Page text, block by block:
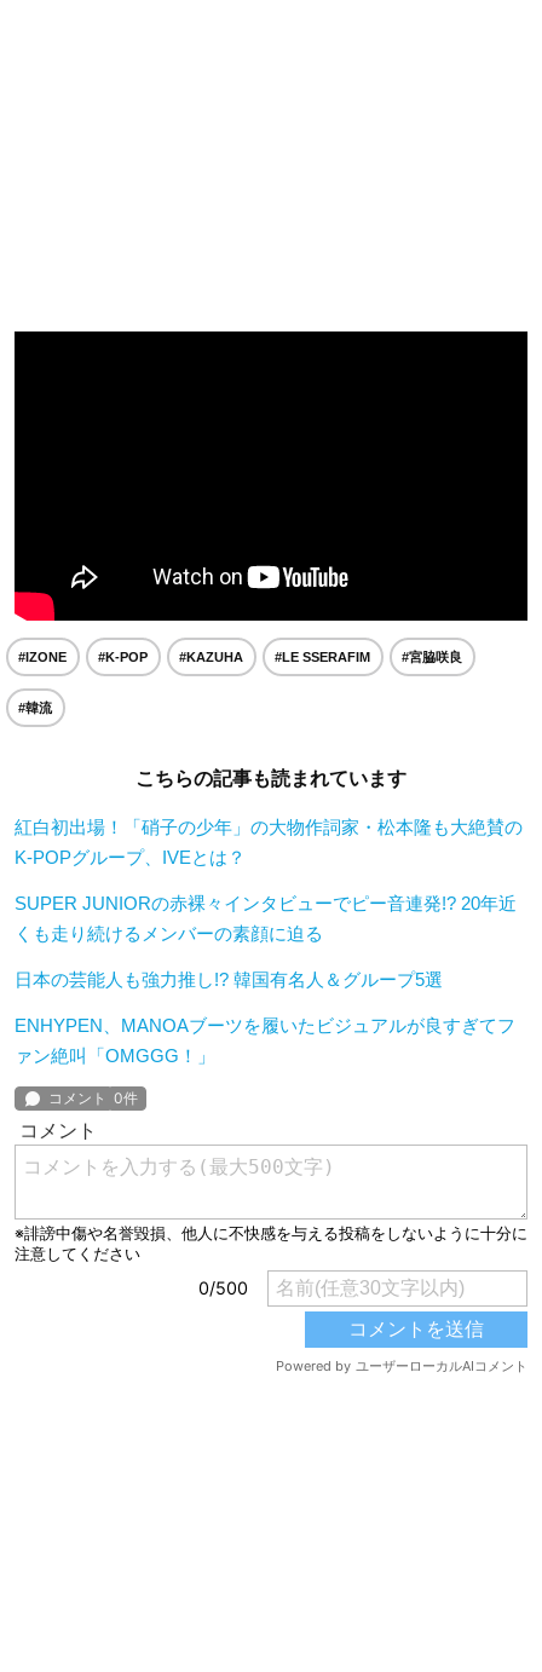
#IZONE #K-POP #KAZUHA #LE SSERAFIM #宮脇咲良
#韓流
こちらの記事も読まれています
紅白初出場！「硝子の少年」の大物作詞家・松本隆も大絶賛の
K-POPグループ、IVEとは？
SUPER JUNIORの赤裸々インタビューでピー音連発!? 20年近
くも走り続けるメンバーの素顔に迫る
日本の芸能人も強力推し!? 韓国有名人＆グループ5選
ENHYPEN、MANOAブーツを履いたビジュアルが良すぎてフ
ァン絶叫「OMGGG！」